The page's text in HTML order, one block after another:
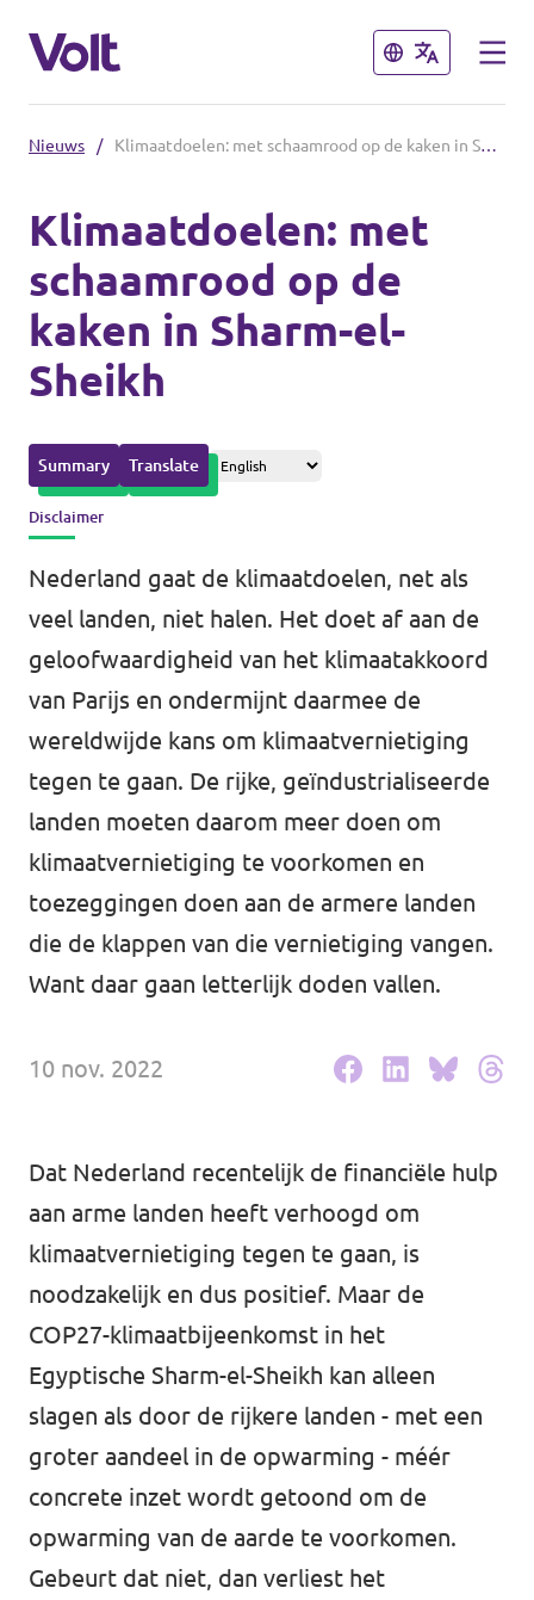
Sluiten
Volt Amsterdam
Volt Arnhem
Volt Delft
...alle Volt gemeenten
Afdelingen in de provincies
Volt Fryslân
Volt Provincie Utrecht
...alle Volt provincies
Sluiten
Standpunten
Over Volt
Nieuws
Agenda
Doneer
Word lid
Word actief
Doneer
Contact
Sprekersaanvraag
Volt There - Buitenlandstichting Volt
Charge - Wetenschappelijk Platform Volt
Nieuws / Klimaatdoelen: met schaamrood op de kaken in Sharm-el-Sheikh
Klimaatdoelen: met
schaamrood op de
kaken in Sharm-el-
Sheikh
Summary Translate
Disclaimer
Nederland gaat de klimaatdoelen, net als
veel landen, niet halen. Het doet af aan de
geloofwaardigheid van het klimaatakkoord
van Parijs en ondermijnt daarmee de
wereldwijde kans om klimaatvernietiging
tegen te gaan. De rijke, geïndustrialiseerde
landen moeten daarom meer doen om
klimaatvernietiging te voorkomen en
toezeggingen doen aan de armere landen
die de klappen van die vernietiging vangen.
Want daar gaan letterlijk doden vallen.
10 nov. 2022
Dat Nederland recentelijk de financiële hulp
aan arme landen heeft verhoogd om
klimaatvernietiging tegen te gaan, is
noodzakelijk en dus positief. Maar de
COP27-klimaatbijeenkomst in het
Egyptische Sharm-el-Sheikh kan alleen
slagen als door de rijkere landen - met een
groter aandeel in de opwarming - méér
concrete inzet wordt getoond om de
opwarming van de aarde te voorkomen.
Gebeurt dat niet, dan verliest het